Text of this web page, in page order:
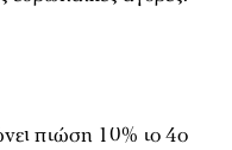
πτώση 10% το 4ο